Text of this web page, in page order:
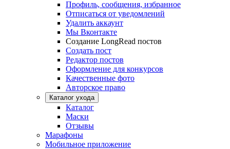
Профиль, сообщения, избранное
Отписаться от уведомлений
Удалить аккаунт
Мы Вконтакте
Создание LongRead постов
Создать пост
Редактор постов
Оформление для конкурсов
Качественные фото
Авторское право
Каталог ухода
Каталог
Маски
Отзывы
Марафоны
Мобильное приложение